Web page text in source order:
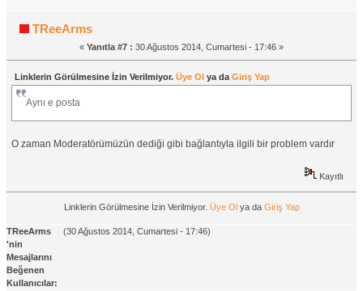
TReeArms
« Yanıtla #7 : 30 Ağustos 2014, Cumartesi - 17:46 »
Linklerin Görülmesine İzin Verilmiyor. Üye Olya da Giriş Yap
Aynı e posta
O zaman Moderatörümüzün dediği gibi bağlantıyla ilgili bir problem vardır
Kayıtlı
Linklerin Görülmesine İzin Verilmiyor. Üye Olya da Giriş Yap
TReeArms
'nin
Mesajlarını
Beğenen
Kullanıcılar:
(30 Ağustos 2014, Cumartesi - 17:46)